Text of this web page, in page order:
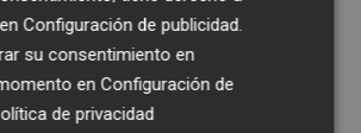
de metro y medio,
en mano de los gobiernos
ampliar ese número de
25, el máximo legal.
Configuración de publicidad.
su consentimiento en
enConfiguración de
de privacidad